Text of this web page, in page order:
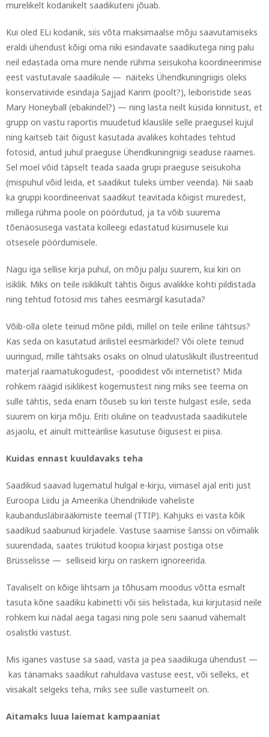
murelikelt kodanikelt saadikuteni jõuab.
Kui oled ELi kodanik, siis võta maksimaalse mõju saavutamiseks
eraldi ühendust kõigi oma riiki esindavate saadikutega ning palu
neil edastada oma mure nende rühma seisukoha koordineerimise
eest vastutavale saadikule — näiteks Ühendkuningriigis oleks
konservatiivide esindaja Sajjad Karim (poolt?), leiboristide seas
Mary Honeyball (ebakindel?) — ning lasta neilt küsida kinnitust, et
grupp on vastu raportis muudetud klauslile selle praegusel kujul
ning kaitseb täit õigust kasutada avalikes kohtades tehtud
fotosid, antud juhul praeguse Ühendkuningriigi seaduse raames.
Sel moel võid täpselt teada saada grupi praeguse seisukoha
(mispuhul võid leida, et saadikut tuleks ümber veenda). Nii saab
ka gruppi koordineerivat saadikut teavitada kõigist muredest,
millega rühma poole on pöördutud, ja ta võib suurema
tõenäosusega vastata kolleegi edastatud küsimusele kui
otsesele pöördumisele.
Nagu iga sellise kirja puhul, on mõju palju suurem, kui kiri on
isiklik. Miks on teile isiklikult tähtis õigus avalikke kohti pildistada
ning tehtud fotosid mis tahes eesmärgil kasutada?
Võib-olla olete teinud mõne pildi, millel on teile eriline tähtsus?
Kas seda on kasutatud ärilistel eesmärkidel? Või olete teinud
uuringuid, mille tähtsaks osaks on olnud ulatuslikult illustreeritud
materjal raamatukogudest, -poodidest või internetist? Mida
rohkem räägid isiklikest kogemustest ning miks see teema on
sulle tähtis, seda enam tõuseb su kiri teiste hulgast esile, seda
suurem on kirja mõju. Eriti oluline on teadvustada saadikutele
asjaolu, et ainult mitteärilise kasutuse õigusest ei piisa.
Kuidas ennast kuuldavaks teha
Saadikud saavad lugematul hulgal e-kirju, viimasel ajal eriti just
Euroopa Liidu ja Ameerika Ühendriikide vaheliste
kaubandusläbirääkimiste teemal (TTIP). Kahjuks ei vasta kõik
saadikud saabunud kirjadele. Vastuse saamise šanssi on võimalik
suurendada, saates trükitud koopia kirjast postiga otse
Brüsselisse — selliseid kirju on raskem ignoreerida.
Tavaliselt on kõige lihtsam ja tõhusam moodus võtta esmalt
tasuta kõne saadiku kabinetti või siis helistada, kui kirjutasid neile
rohkem kui nädal aega tagasi ning pole seni saanud vähemalt
osalistki vastust.
Mis iganes vastuse sa saad, vasta ja pea saadikuga ühendust —
kas tänamaks saadikut rahuldava vastuse eest, või selleks, et
viisakalt selgeks teha, miks see sulle vastumeelt on.
Aitamaks luua laiemat kampaaniat